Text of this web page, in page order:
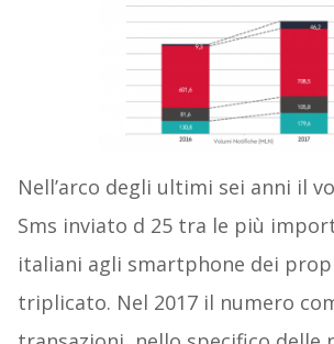
Nell’arco degli ultimi sei anni il
Sms inviato d 25 tra le più
italiani agli smartphone dei
triplicato. Nel 2017 il numero